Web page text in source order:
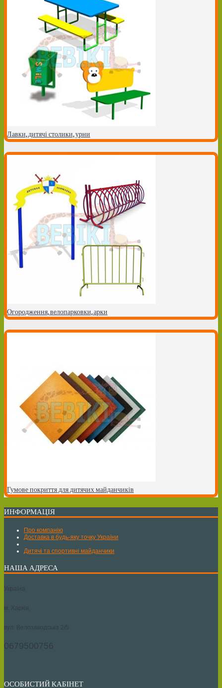
Лавки, дитячі столики, урни
Огородження, велопарковки, арки
Гумове покриття для дитячих майданчиків
ИНФОРМАЦІЯ
Про компанію
Доставка в будь-яку точку України
Дитячі та спортивні майданчики
НАША АДРЕСА
Україна
м. Харків,
вул. Велозаводська 2/5
0679500756
ОСОБИСТИЙ КАБІНЕТ